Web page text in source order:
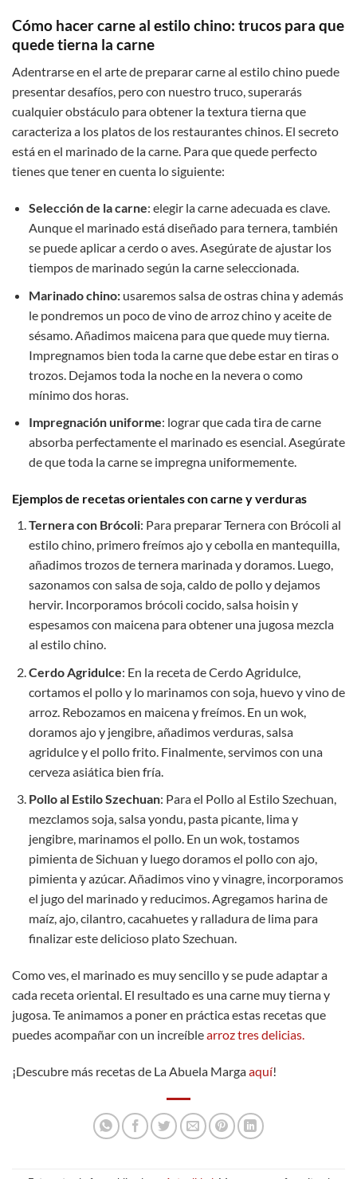
Cómo hacer carne al estilo chino: trucos para que
quede tierna la carne
Adentrarse en el arte de preparar carne al estilo chino puede
presentar desafíos, pero con nuestro truco, superarás
cualquier obstáculo para obtener la textura tierna que
caracteriza a los platos de los restaurantes chinos. El secreto
está en el marinado de la carne. Para que quede perfecto
tienes que tener en cuenta lo siguiente:
Selección de la carne: elegir la carne adecuada es clave.
Aunque el marinado está diseñado para ternera, también
se puede aplicar a cerdo o aves. Asegúrate de ajustar los
tiempos de marinado según la carne seleccionada.
Marinado chino:usaremos salsa de ostras china y además
le pondremos un poco de vino de arroz chino y aceite de
sésamo. Añadimos maicena para que quede muy tierna.
Impregnamos bien toda la carne que debe estar en tiras o
trozos. Dejamos toda la noche en la nevera o como
mínimo dos horas.
Impregnación uniforme: lograr que cada tira de carne
absorba perfectamente el marinado es esencial. Asegúrate
de que toda la carne se impregna uniformemente.
Ejemplos de recetas orientales con carne y verduras
Ternera con Brócoli: Para preparar Ternera con Brócoli al
estilo chino, primero freímos ajo y cebolla en mantequilla,
añadimos trozos de ternera marinada y doramos. Luego,
sazonamos con salsa de soja, caldo de pollo y dejamos
hervir. Incorporamos brócoli cocido, salsa hoisin y
espesamos con maicena para obtener una jugosa mezcla
al estilo chino.
Cerdo Agridulce: En la receta de Cerdo Agridulce,
cortamos el pollo y lo marinamos con soja, huevo y vino de
arroz. Rebozamos en maicena y freímos. En un wok,
doramos ajo y jengibre, añadimos verduras, salsa
agridulce y el pollo frito. Finalmente, servimos con una
cerveza asiática bien fría.
Pollo al Estilo Szechuan: Para el Pollo al Estilo Szechuan,
mezclamos soja, salsa yondu, pasta picante, lima y
jengibre, marinamos el pollo. En un wok, tostamos
pimienta de Sichuan y luego doramos el pollo con ajo,
pimienta y azúcar. Añadimos vino y vinagre, incorporamos
el jugo del marinado y reducimos. Agregamos harina de
maíz, ajo, cilantro, cacahuetes y ralladura de lima para
finalizar este delicioso plato Szechuan.
Como ves, el marinado es muy sencillo y se pude adaptar a
cada receta oriental. El resultado es una carne muy tierna y
jugosa. Te animamos a poner en práctica estas recetas que
puedes acompañar con un increíblearroz tres delicias.
¡Descubre más recetas de La Abuela Margaaquí!